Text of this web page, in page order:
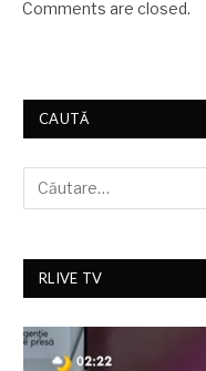
Comments are closed.
CAUTĂ
RLIVE TV